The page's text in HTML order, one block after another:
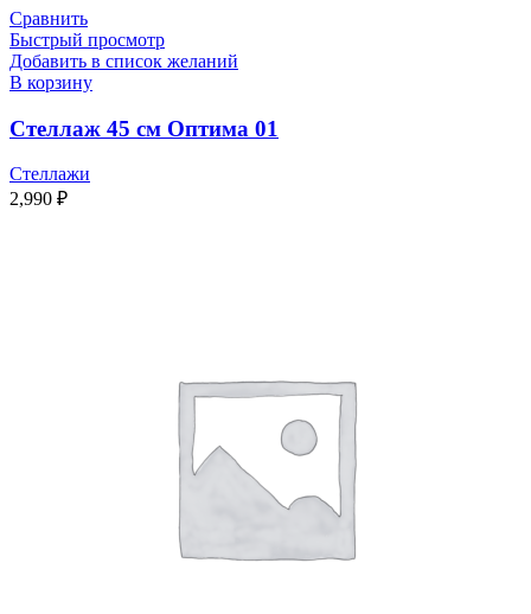
Сравнить
Быстрый просмотр
Добавить в список желаний
В корзину
Стеллаж 45 см Оптима 01
Стеллажи
2,990 ₽